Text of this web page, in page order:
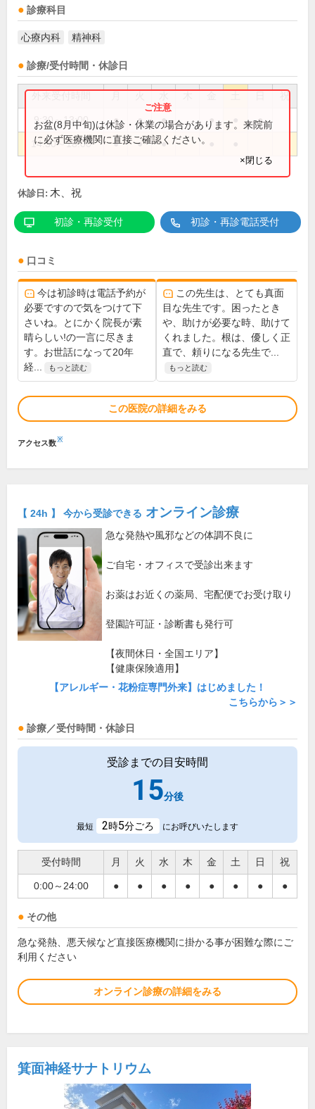
診療科目
心療内科 精神科
診療/受付時間・休診日
祝
9:30～13:00 ● ● ● ● ●
14:30～18:00 ● ● ●
お盆(8月中旬)は休診・休業の場合があります。来院前
に必ず医療機関に直接ご確認ください。
×閉じる
休診日: 木、祝
初診・再診受付 初診・再診電話受付
口コミ
今は初診時は電話予約が
必要ですので気をつけて下
さいね。とにかく院長が素
晴らしい!の一言に尽きま
す。お世話になって20年
経...
もっと読む
この先生は、とても真面
目な先生です。困ったとき
や、助けが必要な時、助けて
くれました。根は、優しく正
直で、頼りになる先生で...
もっと読む
この医院の詳細をみる
アクセス数※
【 24h 】 今から受診できる オンライン診療
急な発熱や風邪などの体調不良に
ご自宅・オフィスで受診出来ます
お薬はお近くの薬局、宅配便でお受け取り
登園許可証・診断書も発行可
【夜間休日・全国エリア】
【健康保険適用】
【アレルギー・花粉症専門外来】はじめました！
こちらから＞＞
診療／受付時間・休診日
受診までの目安時間
15分後
最短 2時5分ごろ にお呼びいたします
受付時間 月 火 水 木 金 土 日 祝
0:00～24:00 ● ● ● ● ● ● ● ●
その他
急な発熱、悪天候など直接医療機関に掛かる事が困難な際にご
利用ください
オンライン診療の詳細をみる
箕面神経サナトリウム